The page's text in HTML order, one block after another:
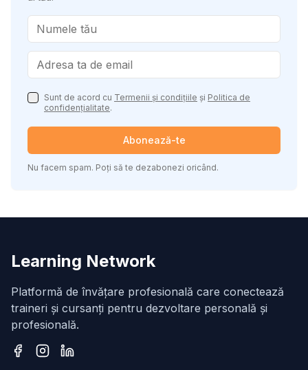
Sunt de acord cu Termenii și condițiile și Politica de
confidențialitate.
Abonează-te
Nu facem spam. Poți să te dezabonezi oricând.
Learning Network
Platformă de învățare profesională care conectează
traineri și cursanți pentru dezvoltare personală și
profesională.